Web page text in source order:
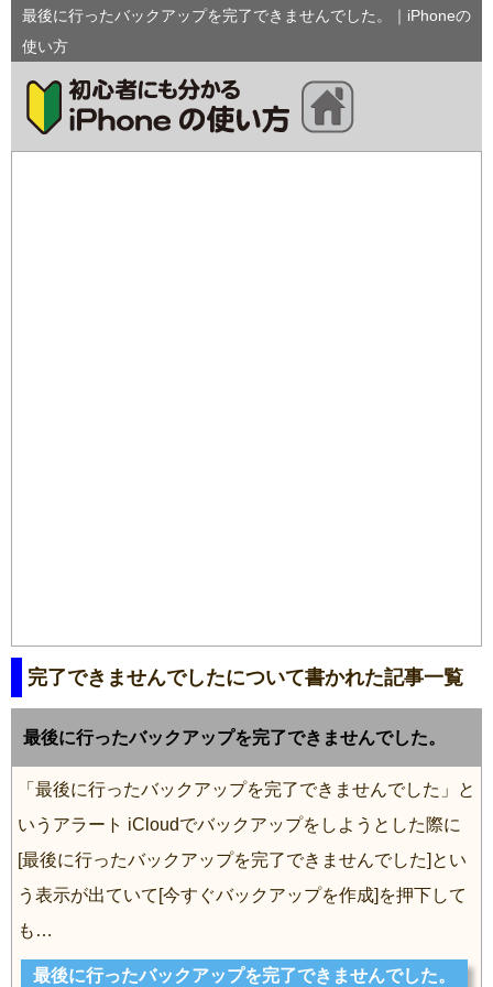
最後に行ったバックアップを完了できませんでした。｜iPhoneの
使い方
完了できませんでしたについて書かれた記事一覧
最後に行ったバックアップを完了できませんでした。
「最後に行ったバックアップを完了できませんでした」と
いうアラート iCloudでバックアップをしようとした際に
[最後に行ったバックアップを完了できませんでした]とい
う表示が出ていて[今すぐバックアップを作成]を押下して
も…
最後に行ったバックアップを完了できませんでした。